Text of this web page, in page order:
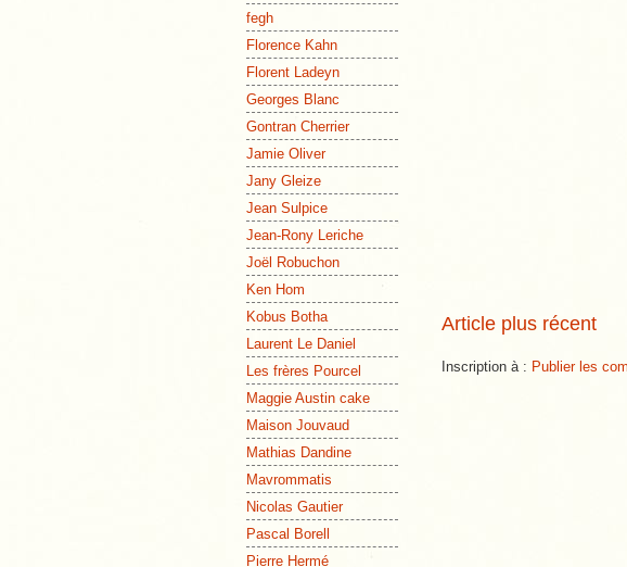
Article plus récent
Inscription à : Publier les
fegh
Florence Kahn
Florent Ladeyn
Georges Blanc
Gontran Cherrier
Jamie Oliver
Jany Gleize
Jean Sulpice
Jean-Rony Leriche
Joël Robuchon
Ken Hom
Kobus Botha
Laurent Le Daniel
Les frères Pourcel
Maggie Austin cake
Maison Jouvaud
Mathias Dandine
Mavrommatis
Nicolas Gautier
Pascal Borell
Pierre Hermé